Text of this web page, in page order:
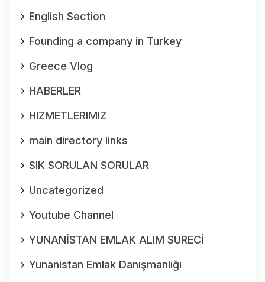
English Section
Founding a company in Turkey
Greece Vlog
HABERLER
HIZMETLERIMIZ
main directory links
SIK SORULAN SORULAR
Uncategorized
Youtube Channel
YUNANİSTAN EMLAK ALIM SURECİ
Yunanistan Emlak Danışmanlığı